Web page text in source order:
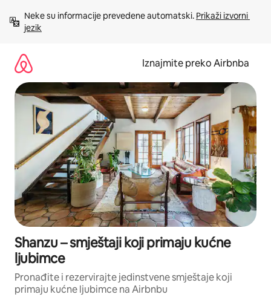
sadržaj
Neke su informacije prevedene automatski. Prikaži izvorni
jezik
Iznajmite preko Airbnba
Shanzu – smještaji koji primaju kućne
ljubimce
Pronađite i rezervirajte jedinstvene smještaje koji
primaju kućne ljubimce na Airbnbu